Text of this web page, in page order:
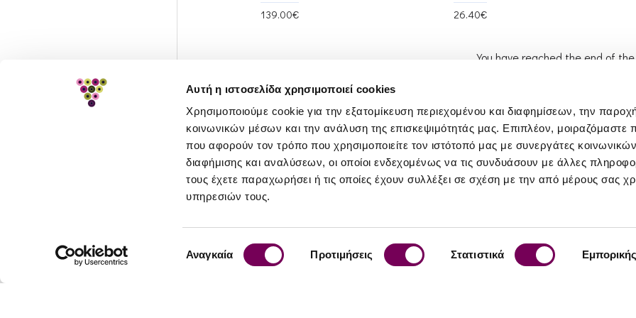
Αυτή η ιστοσελίδα χρησιμοποιεί cookies
Χρησιμοποιούμε cookie για την εξατομίκευση περιεχομένου και διαφημίσεων, την
κοινωνικών μέσων και την ανάλυση της επισκεψιμότητάς μας. Επιπλέον, μοιραζόμαστε
που αφορούν τον τρόπο που χρησιμοποιείτε τον ιστότοπό μας με συνεργάτες
διαφήμισης και αναλύσεων, οι οποίοι ενδεχομένως να τις συνδυάσουν με άλλες
τους έχετε παραχωρήσει ή τις οποίες έχουν συλλέξει σε σχέση με την από μέρους σας
υπηρεσιών τους.
συγκατάθεσης
Αναγκαία Προτιμήσεις Στατιστικά
139.00€ 26.40€
You have reached the end of the
20 Lykourgou, Kallithea, Athens, 17676
+30 213 025 2215
Information Customer Service Services